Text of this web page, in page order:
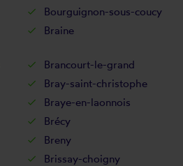
Bourguignon-sous-coucy
Braine
Brancourt-le-grand
Bray-saint-christophe
Braye-en-laonnois
Brécy
Breny
Brissay-choigny